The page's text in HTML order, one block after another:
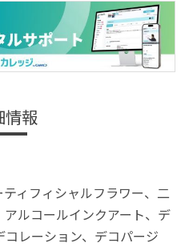
情報
ィフィシャルフラワー、二
ルコールインクアート、デ
レーション、デコパージ